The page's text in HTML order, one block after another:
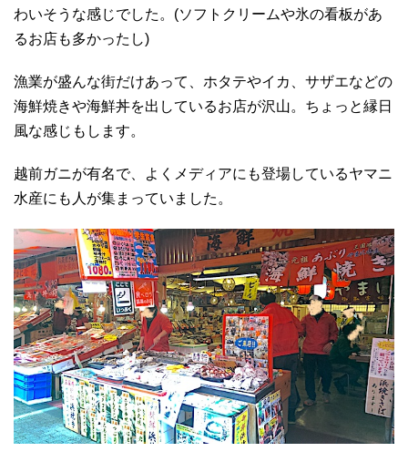
わいそうな感じでした。(ソフトクリームや氷の看板があ
るお店も多かったし)
漁業が盛んな街だけあって、ホタテやイカ、サザエなどの
海鮮焼きや海鮮丼を出しているお店が沢山。ちょっと縁日
風な感じもします。
越前ガニが有名で、よくメディアにも登場しているヤマニ
水産にも人が集まっていました。